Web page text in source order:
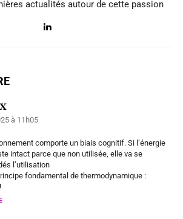
actualités autour de cette passion
à 11h05
comporte un biais cognitif. Si l’énergie
intact parce que non utilisée, elle va se
l’utilisation
fondamental de thermodynamique :